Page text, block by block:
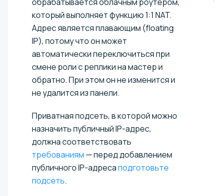
который выполняет функцию 1:1 NAT.
Адрес является плавающим (floating
IP), потому что он может
автоматически переключиться при
смене роли с реплики на мастер и
обратно. При этом он не изменится и
не удалится из панели.
Приватная подсеть, в которой можно
назначить публичный IP-адрес,
должна соответствовать
требованиям — перед добавлением
публичного IP-адресаподготовьте
подсеть.